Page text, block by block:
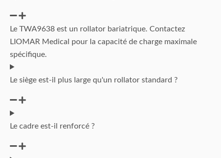
Le TWA9638 est un rollator bariatrique. Contactez
LIOMAR Medical pour la capacité de charge maximale
spécifique.
Le siège est-il plus large qu'un rollator standard ?
Le cadre est-il renforcé ?